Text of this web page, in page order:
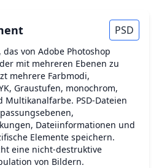
PSD
von Adobe Photoshop
mit mehreren Ebenen zu
mehrere Farbmodi,
Graustufen, monochrom,
Multikanalfarbe. PSD-Dateien
Dateiinformationen und
Elemente speichern.
eine nicht-destruktive
von Bildern.